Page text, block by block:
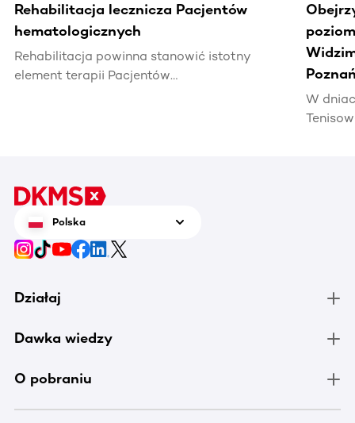
Rehabilitacja lecznicza Pacjentów
hematologicznych
Rehabilitacja powinna stanowić istotny
element terapii Pacjentów
W
Polska
Działaj
Dawka wiedzy
O pobraniu